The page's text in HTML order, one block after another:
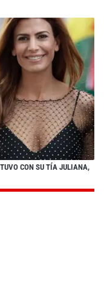
CON SU TÍA JULIANA,